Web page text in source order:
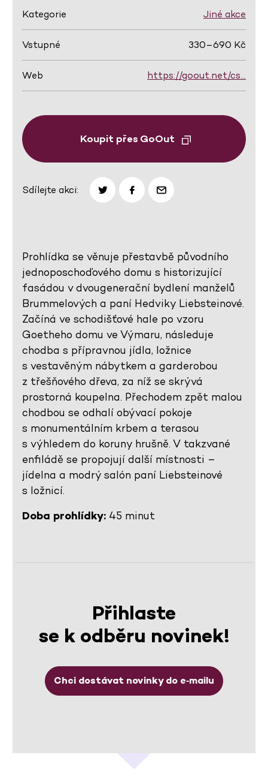
Kategorie Jiné akce
Vstupné 330–690 Kč
Web https://goout.net/cs…
Koupit přes GoOut
Sdílejte akci:
Prohlídka se věnuje přestavbě původního
jednoposchoďového domu s historizující
fasádou v dvougenerační bydlení manželů
Brummelových a paní Hedviky Liebsteinové.
Začíná ve schodišťové hale po vzoru
Goetheho domu ve Výmaru, následuje
chodba s přípravnou jídla, ložnice
s vestavěným nábytkem a garderobou
z třešňového dřeva, za níž se skrývá
prostorná koupelna. Přechodem zpět malou
chodbou se odhalí obývací pokoje
s monumentálním krbem a terasou
s výhledem do koruny hrušně. V takzvané
enfiládě se propojují další místnosti –
jídelna a modrý salón paní Liebsteinové
s ložnicí.
Doba prohlídky: 45 minut
Přihlaste
se k odběru novinek!
Chci dostávat novinky do e‑mailu